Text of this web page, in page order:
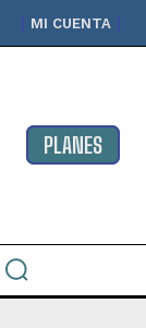
MI CUENTA
PLANES